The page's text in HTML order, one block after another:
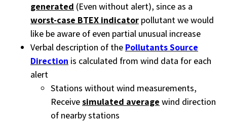
generated (Even without alert), since as a
worst-case BTEX indicator pollutant we would
like be aware of even partial unusual increase
Verbal description of the Pollutants Source
Direction is calculated from wind data for each
alert
Stations without wind measurements,
Receivesimulated average wind direction
of nearby stations